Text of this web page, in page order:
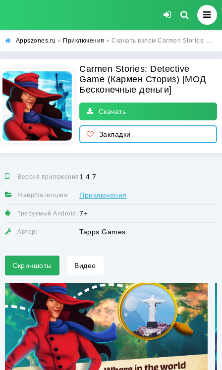
Appszones.ru » Приключения » Скачать взлом Carmen Stories: Detective Game (Кармен Сториз) [МОД Бесконечные деньги] на Андроид
Carmen Stories: Detective
Game (Кармен Сториз) [МОД
Бесконечные деньги]
Скачать
Закладки
Версия приложения:1.4.7
Жанр/Категория: Приключения
Требуемый Android: 7+
Автор: Tapps Games
Скриншоты Видео